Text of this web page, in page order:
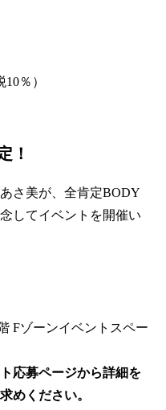
％）
！
さ美が、全肯定BODY
してイベントを開催い
Fゾーンイベントスペー
応募ページから詳細を
めください。